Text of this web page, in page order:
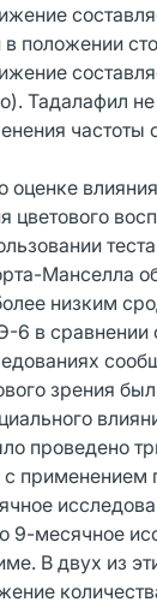
в положении
Тадалафил
частоты
оценке
цветового
Манселла
низким
6 в
зрения
проведено
применением
9-месячное
В двух из